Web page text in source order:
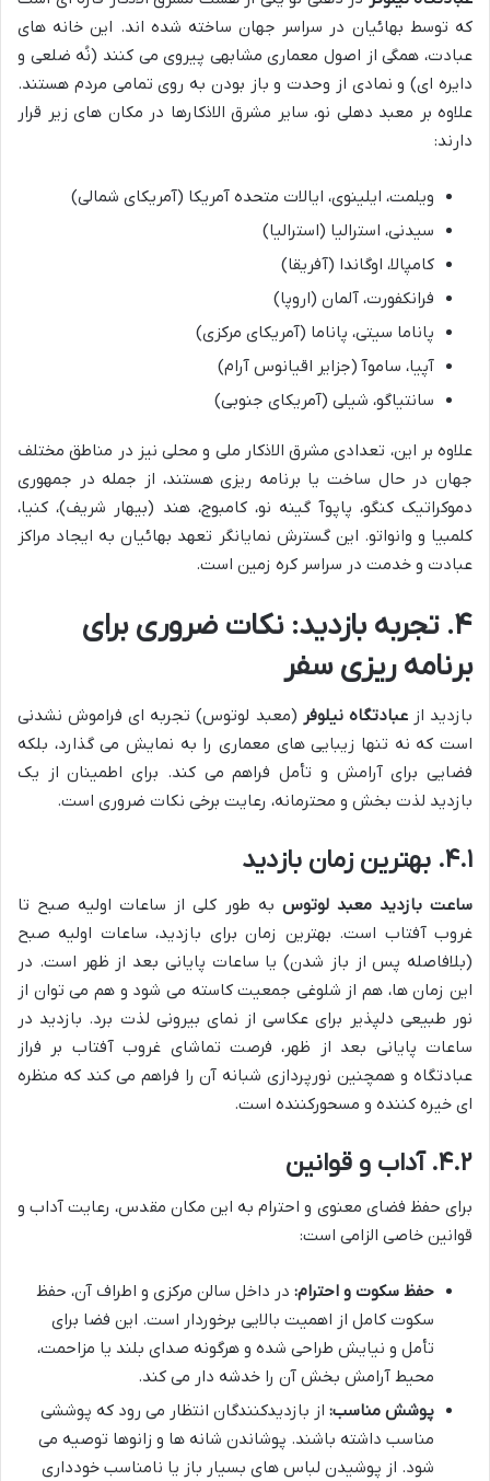
که توسط بهائیان در سراسر جهان ساخته شده اند. این خانه های
عبادت، همگی از اصول معماری مشابهی پیروی می کنند (نُه ضلعی و
دایره ای) و نمادی از وحدت و باز بودن به روی تمامی مردم هستند.
علاوه بر معبد دهلی نو، سایر مشرق الاذکارها در مکان های زیر قرار
دارند:
ویلمت، ایلینوی، ایالات متحده آمریکا (آمریکای شمالی)
سیدنی، استرالیا (استرالیا)
کامپالا، اوگاندا (آفریقا)
فرانکفورت، آلمان (اروپا)
پاناما سیتی، پاناما (آمریکای مرکزی)
آپیا، ساموآ (جزایر اقیانوس آرام)
سانتیاگو، شیلی (آمریکای جنوبی)
علاوه بر این، تعدادی مشرق الاذکار ملی و محلی نیز در مناطق مختلف
جهان در حال ساخت یا برنامه ریزی هستند، از جمله در جمهوری
دموکراتیک کنگو، پاپوآ گینه نو، کامبوج، هند (بیهار شریف)، کنیا،
کلمبیا و وانواتو. این گسترش نمایانگر تعهد بهائیان به ایجاد مراکز
عبادت و خدمت در سراسر کره زمین است.
۴. تجربه بازدید: نکات ضروری برای
برنامه ریزی سفر
بازدید ازعبادتگاه نیلوفر (معبد لوتوس) تجربه ای فراموش نشدنی
است که نه تنها زیبایی های معماری را به نمایش می گذارد، بلکه
فضایی برای آرامش و تأمل فراهم می کند. برای اطمینان از یک
بازدید لذت بخش و محترمانه، رعایت برخی نکات ضروری است.
۴.۱. بهترین زمان بازدید
ساعت بازدید معبد لوتوس به طور کلی از ساعات اولیه صبح تا
غروب آفتاب است. بهترین زمان برای بازدید، ساعات اولیه صبح
(بلافاصله پس از باز شدن) یا ساعات پایانی بعد از ظهر است. در
این زمان ها، هم از شلوغی جمعیت کاسته می شود و هم می توان از
نور طبیعی دلپذیر برای عکاسی از نمای بیرونی لذت برد. بازدید در
ساعات پایانی بعد از ظهر، فرصت تماشای غروب آفتاب بر فراز
عبادتگاه و همچنین نورپردازی شبانه آن را فراهم می کند که منظره
ای خیره کننده و مسحورکننده است.
۴.۲. آداب و قوانین
برای حفظ فضای معنوی و احترام به این مکان مقدس، رعایت آداب و
قوانین خاصی الزامی است:
حفظ سکوت و احترام: در داخل سالن مرکزی و اطراف آن، حفظ
سکوت کامل از اهمیت بالایی برخوردار است. این فضا برای
تأمل و نیایش طراحی شده و هرگونه صدای بلند یا مزاحمت،
محیط آرامش بخش آن را خدشه دار می کند.
پوشش مناسب: از بازدیدکنندگان انتظار می رود که پوششی
مناسب داشته باشند. پوشاندن شانه ها و زانوها توصیه می
شود. از پوشیدن لباس های بسیار باز یا نامناسب خودداری